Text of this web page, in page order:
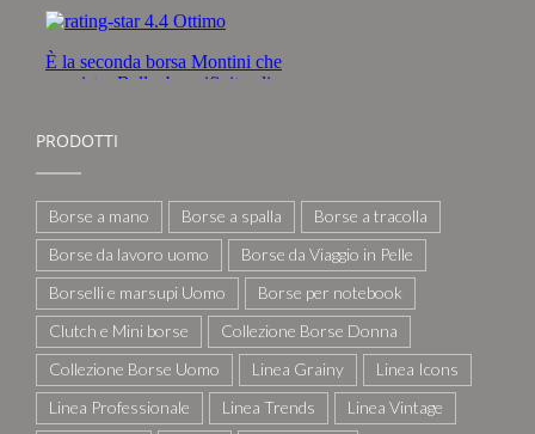
PRODOTTI
Borse a mano Borse a spalla
Borse a tracolla
Borse da lavoro uomo
Borse da Viaggio in Pelle
Borselli e marsupi Uomo
Borse per notebook
Clutch e Mini borse
Collezione Borse Donna
Collezione Borse Uomo
Linea Grainy
Linea Icons
Linea Professionale
Linea Trends
Linea Vintage